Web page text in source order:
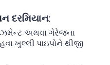
દરમિયાન:
અથવા ગેરેજના
ખુલ્લી પાઇપોને થીજી